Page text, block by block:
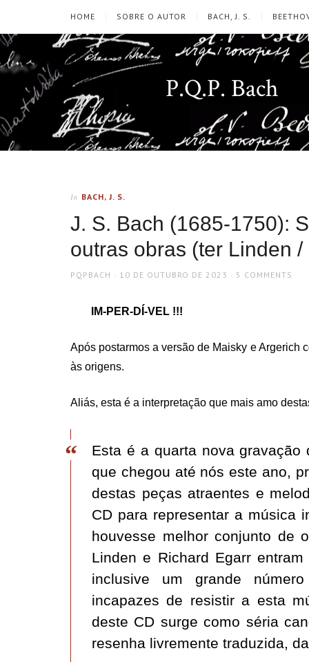
HOME SOBRE O AUTOR BACH, J. S.
P.Q.P. Bach
In BACH, J. S.
J. S. Bach (1685-1750):
outras obras (ter Linden /
AUTHOR
PQPBACH
POSTED
10 DE OUTUBRO DE 2023 5 COMMENTS
IM-PER-DÍ-VEL !!!
Após postarmos a versão de Maisky e Argerich
às origens.
Aliás, esta é a interpretação que mais amo
Esta é a quarta nova
que chegou até nós este ano,
destas peças atraentes e
CD para representar a música
houvesse melhor conjunto de
Linden e Richard Egarr
inclusive um grande
incapazes de resistir a esta
deste CD surge como séria
resenha livremente traduzida,